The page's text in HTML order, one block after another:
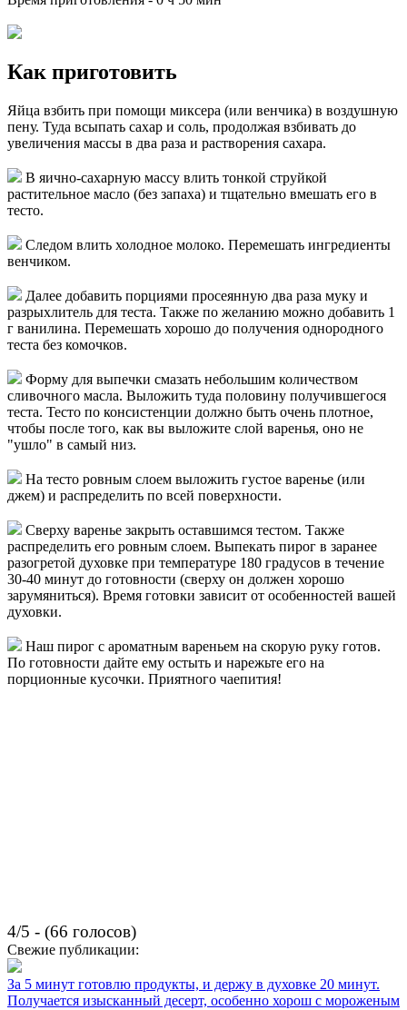
Как приготовить
Яйца взбить при помощи миксера (или венчика) в воздушную
пену. Туда всыпать сахар и соль, продолжая взбивать до
увеличения массы в два раза и растворения сахара.
В яично-сахарную массу влить тонкой струйкой
растительное масло (без запаха) и тщательно вмешать его в
тесто.
Следом влить холодное молоко. Перемешать ингредиенты
венчиком.
Далее добавить порциями просеянную два раза муку и
разрыхлитель для теста. Также по желанию можно добавить 1
г ванилина. Перемешать хорошо до получения однородного
теста без комочков.
Форму для выпечки смазать небольшим количеством
сливочного масла. Выложить туда половину получившегося
теста. Тесто по консистенции должно быть очень плотное,
чтобы после того, как вы выложите слой варенья, оно не
"ушло" в самый низ.
На тесто ровным слоем выложить густое варенье (или
джем) и распределить по всей поверхности.
Сверху варенье закрыть оставшимся тестом. Также
распределить его ровным слоем. Выпекать пирог в заранее
разогретой духовке при температуре 180 градусов в течение
30-40 минут до готовности (сверху он должен хорошо
зарумяниться). Время готовки зависит от особенностей вашей
духовки.
Наш пирог с ароматным вареньем на скорую руку готов.
По готовности дайте ему остыть и нарежьте его на
порционные кусочки. Приятного чаепития!
4/5 - (66 голосов)
Свежие публикации:
За 5 минут готовлю продукты, и держу в духовке 20 минут.
Получается изысканный десерт, особенно хорош с мороженым